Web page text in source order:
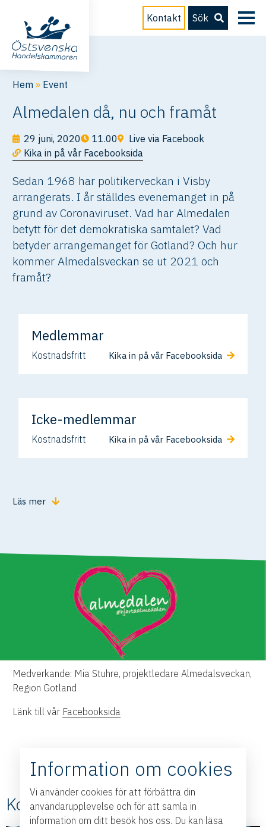
Kontakt Sök
Hem » Event
Almedalen då, nu och framåt
29 juni, 2020 11.00
Live via Facebook
Kika in på vår Facebooksida
Sedan 1968 har politikerveckan i Visby
arrangerats. I år ställdes evenemanget in på
grund av Coronaviruset. Vad har Almedalen
betytt för det demokratiska samtalet? Vad
betyder arrangemanget för Gotland? Och hur
kommer Almedalsveckan se ut 2021 och
framåt?
Medlemmar
Kostnadsfritt Kika in på vår Facebooksida
Icke-medlemmar
Kostnadsfritt Kika in på vår Facebooksida
Läs mer
Medverkande: Mia Stuhre, projektledare Almedalsveckan,
Region Gotland
Länk till vår Facebooksida
Kontakt
Information om cookies
Vi använder cookies för att förbättra din
användarupplevelse och för att samla in
information om ditt besök hos oss. Du kan läsa